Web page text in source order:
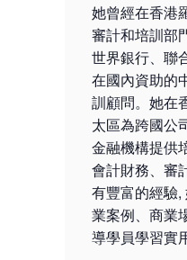
她曾經在香港
審計和培訓部
世界銀行、聯
在國內資助的
訓顧問。她在
太區為跨國公
金融機構提供
會計財務、審
有豐富的經驗,
業案例、商業
導學員學習實